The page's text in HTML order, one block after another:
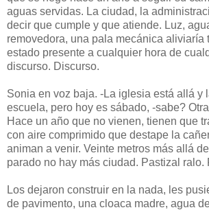
aguas servidas. La ciudad, la
decir que cumple y que atiende. Luz,
removedora, una pala mecánica aliviaría
estado presente a cualquier hora de
discurso. Discurso.
Sonia en voz baja. -La iglesia está allá y
escuela, pero hoy es sábado, -sabe?
Hace un año que no vienen, tienen que
con aire comprimido que destape la
animan a venir. Veinte metros más allá
parado no hay más ciudad. Pastizal ralo.
Los dejaron construir en la nada, les
de pavimento, una cloaca madre, agua